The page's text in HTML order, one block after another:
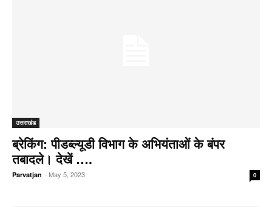
उत्तराखंड
ब्रेकिंग: पीडब्ल्यूडी विभाग के अभियंताओं के बंपर
तबादले। देखें ….
Parvatjan -May 5, 2023 0